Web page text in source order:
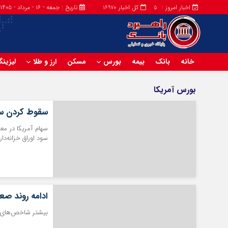
کل اخبار 16970 اخبار امروز : 5 تاریخ : جمعه - ۱۶ - مرداد - ۱۴۰۵
خانه بانک بیمه بورس مسکن ارز و طلا
بورس آمریکا
سقوط کردن
سهام آمریکا در
سود اوراق
ادامه روند
بیشتر شاخص‌های